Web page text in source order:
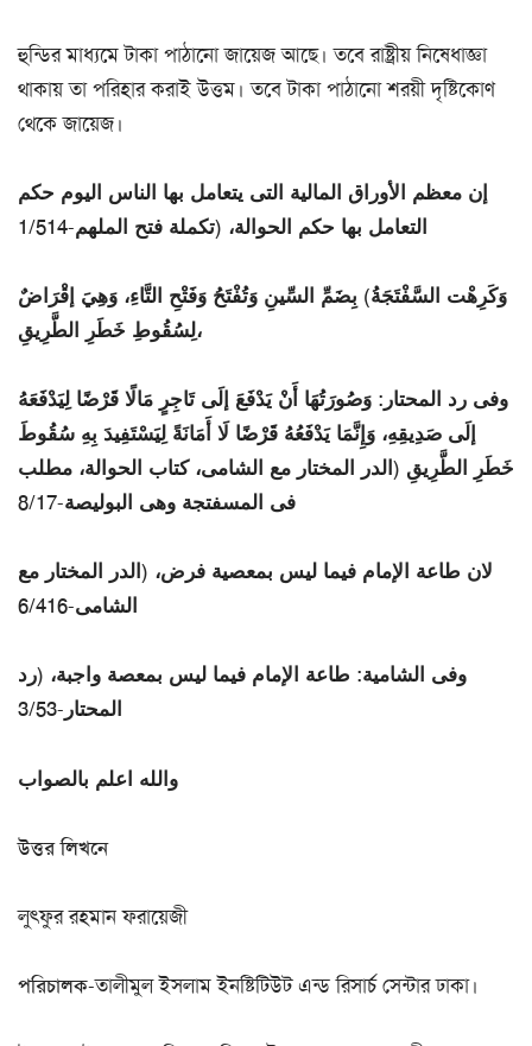
হুন্ডির মাধ্যমে টাকা পাঠানো জায়েজ আছে। তবে রাষ্ট্রীয় নিষেধাজ্ঞা
থাকায় তা পরিহার করাই উত্তম। তবে টাকা পাঠানো শরয়ী দৃষ্টিকোণ
থেকে জায়েজ।
إن معظم الأوراق المالية التى يتعامل بها الناس اليوم حكم
التعامل بها حكم الحوالة، (تكملة فتح الملهم-1/514
وَكَرِهْت السَّفْتَجَةُ) بِضَمِّ السِّينِ وَتُفْتَحُ وَفَتْحِ التَّاءِ، وَهِيَ إقْرَاضٌ
لِسُقُوطِ خَطَرِ الطَّرِيقِ،
وفى رد المحتار: وَصُورَتُهَا أَنْ يَدْفَعَ إلَى تَاجِرٍ مَالًا قَرْضًا لِيَدْفَعَهُ
إلَى صَدِيقِهِ، وَإِنَّمَا يَدْفَعُهُ قَرْضًا لَا أَمَانَةً لِيَسْتَفِيدَ بِهِ سُقُوطَ
خَطَرِ الطَّرِيقِ (الدر المختار مع الشامى، كتاب الحوالة، مطلب
فى المسفتجة وهى البوليصة-8/17
لان طاعة الإمام فيما ليس بمعصية فرض، (الدر المختار مع
الشامى-6/416
وفى الشامية: طاعة الإمام فيما ليس بمعصة واجبة، (رد
المحتار-3/53
والله اعلم بالصواب
উত্তর লিখনে
লুৎফুর রহমান ফরায়েজী
পরিচালক-তালীমুল ইসলাম ইনষ্টিটিউট এন্ড রিসার্চ সেন্টার ঢাকা।